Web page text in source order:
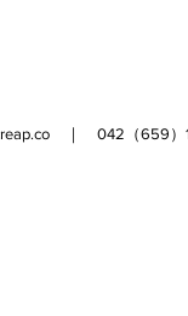
｜ 042（659）